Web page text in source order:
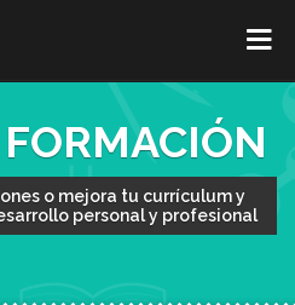
o mejora tu currículum y
personal y profesional